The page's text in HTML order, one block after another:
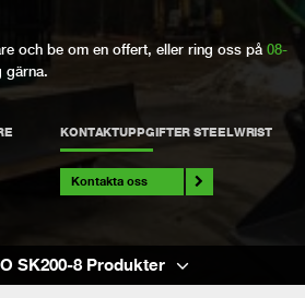
och be om en offert, eller ring oss på 08-
gärna.
KONTAKTUPPGIFTER STEELWRIST
Kontakta oss
SK200-8 Produkter